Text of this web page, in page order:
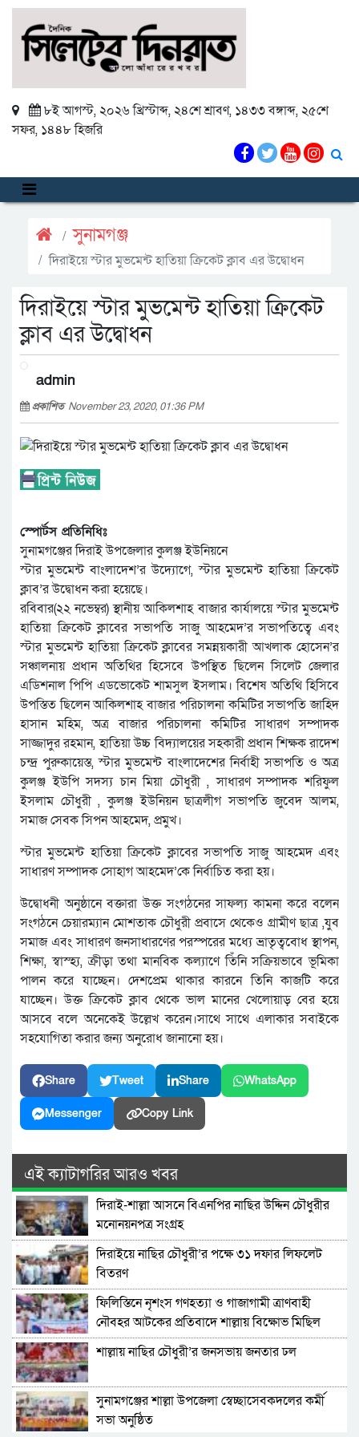
৮ই আগস্ট, ২০২৬ খ্রিস্টাব্দ, ২৪শে শ্রাবণ, ১৪৩৩ বঙ্গাব্দ, ২৫শে
সফর, ১৪৪৮ হিজরি
সুনামগঞ্জ
দিরাইয়ে স্টার মুভমেন্ট হাতিয়া ক্রিকেট ক্লাব এর উদ্বোধন
দিরাইয়ে স্টার মুভমেন্ট হাতিয়া ক্রিকেট
ক্লাব এর উদ্বোধন
admin
প্রকাশিত November 23, 2020, 01:36 PM
স্পোর্টস প্রতিনিধিঃ
সুনামগঞ্জের দিরাই উপজেলার কুলঞ্জ ইউনিয়নে
স্টার মুভমেন্ট বাংলাদেশ’র উদ্যোগে, স্টার মুভমেন্ট হাতিয়া ক্রিকেট
ক্লাব’র উদ্বোধন করা হয়েছে।
রবিবার(২২ নভেম্বর) স্থানীয় আকিলশাহ বাজার কার্যালয়ে স্টার মুভমেন্ট
হাতিয়া ক্রিকেট ক্লাবের সভাপতি সাজু আহমেদ’র সভাপতিত্বে এবং
স্টার মুভমেন্ট হাতিয়া ক্রিকেট ক্লাবের সমন্নয়কারী আখলাক হোসেন’র
সঞ্চালনায় প্রধান অতিথির হিসেবে উপস্থিত ছিলেন সিলেট জেলার
এডিশনাল পিপি এডভোকেট শামসুল ইসলাম। বিশেষ অতিথি হিসিবে
উপস্তিত ছিলেন আকিলশাহ বাজার পরিচালনা কমিটির সভাপতি জাহিদ
হাসান মহিম, অত্র বাজার পরিচালনা কমিটির সাধারণ সম্পাদক
সাজ্জাদুর রহমান, হাতিয়া উচ্চ বিদ্যালয়ের সহকারী প্রধান শিক্ষক রাদেশ
চন্দ্র পুরুকায়েস্ত, স্টার মুভমেন্ট বাংলাদেশের নির্বাহী সভাপতি ও অত্র
কুলঞ্জ ইউপি সদস্য চান মিয়া চৌধুরী , সাধারণ সম্পাদক শরিফুল
ইসলাম চৌধুরী , কুলঞ্জ ইউনিয়ন ছাত্রলীগ সভাপতি জুবেদ আলম,
সমাজ সেবক সিপন আহমেদ, প্রমুখ।
স্টার মুভমেন্ট হাতিয়া ক্রিকেট ক্লাবের সভাপতি সাজু আহমেদ এবং
সাধারণ সম্পাদক সোহাগ আহমেদ’কে নির্বাচিত করা হয়।
উদ্বোধনী অনুষ্ঠানে বক্তারা উক্ত সংগঠনের সাফল্য কামনা করে বলেন
সংগঠনে চেয়ারম্যান মোশতাক চৌধুরী প্রবাসে থেকেও গ্রামীণ ছাত্র ,যুব
সমাজ এবং সাধারণ জনসাধারণের পরস্পরের মধ্যে ভ্রাতৃত্ববোধ স্থাপন,
শিক্ষা, স্বাস্হ্য, ক্রীড়া তথা মানবিক কল্যাণে তিঁনি সক্রিয়ভাবে ভূমিকা
পালন করে যাচ্ছেন। দেশপ্রেম থাকার কারনে তিনি কাজটি করে
যাচ্ছেন। উক্ত ক্রিকেট ক্লাব থেকে ভাল মানের খেলোয়াড় বের হয়ে
আসবে বলে অনেকেই উল্লেখ করেন।সাথে সাথে এলাকার সবাইকে
সহযোগিতা করার জন্য অনুরোধ জানানো হয়।
Share Tweet Share WhatsApp
Messenger Copy Link
এই ক্যাটাগরির আরও খবর
দিরাই-শাল্লা আসনে বিএনপির নাছির উদ্দিন চৌধুরীর
মনোনয়নপত্র সংগ্রহ
দিরাইয়ে নাছির চৌধুরী’র পক্ষে ৩১ দফার লিফলেট
বিতরণ
ফিলিস্তিনে নৃশংস গণহত্যা ও গাজাগামী ত্রাণবাহী
নৌবহর আটকের প্রতিবাদে শাল্লায় বিক্ষোভ মিছিল
শাল্লায় নাছির চৌধুরী’র জনসভায় জনতার ঢল
সুনামগঞ্জের শাল্লা উপজেলা স্বেচ্ছাসেবকদলের কর্মী
সভা অনুষ্ঠিত